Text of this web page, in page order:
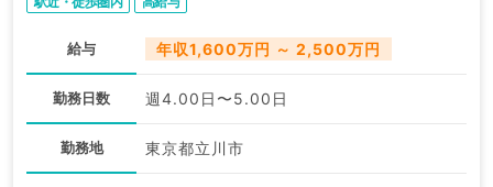
給与 年収1,600万円 ～ 2,500万円
勤務日数 週4.00日〜5.00日
勤務地 東京都立川市